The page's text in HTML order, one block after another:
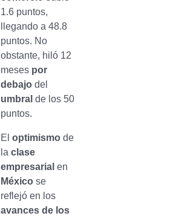
1.6 puntos,
llegando a 48.8
puntos. No
obstante, hiló 12
meses por
debajodel
umbral de los 50
puntos.
El optimismo de
la clase
empresarial en
Méxicose
reflejó en los
avances de los